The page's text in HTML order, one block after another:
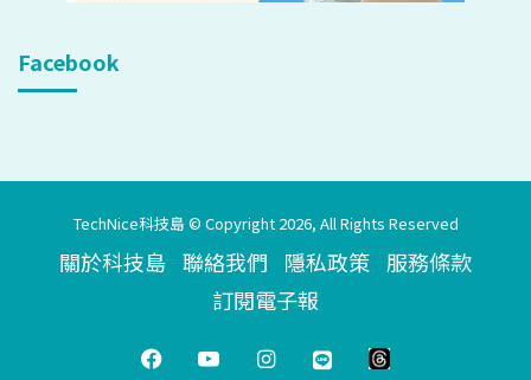
Facebook
TechNice科技島 © Copyright 2026, All Rights Reserved
關於科技島 聯絡我們 隱私政策 服務條款
訂閱電子報